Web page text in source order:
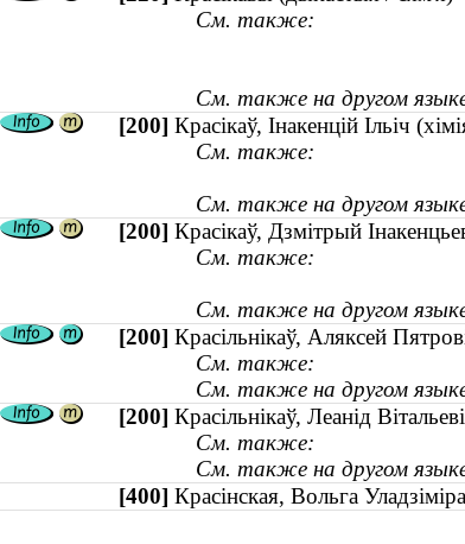
См. также:
См. также на другом
[200] Красікаў, Інакенцій Ільіч
См. также:
См. также на другом
[200] Красікаў, Дзмітрый
См. также:
См. также на другом
[200] Красільнікаў, Аляксей
См. также:
См. также на другом
[200] Красільнікаў, Леанід
См. также:
См. также на другом
[400] Красінская, Вольга